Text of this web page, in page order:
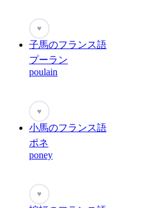
♥
子馬のフランス語
プーラン
poulain
♥
小馬のフランス語
ポネ
poney
♥